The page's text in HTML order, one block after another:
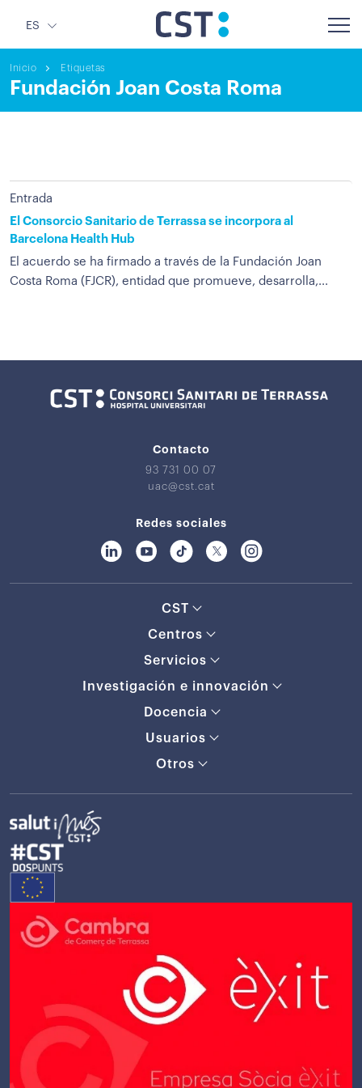
ES
Inicio Etiquetas
Fundación Joan Costa Roma
Entrada
El Consorcio Sanitario de Terrassa se incorpora al
Barcelona Health Hub
El acuerdo se ha firmado a través de la Fundación Joan
Costa Roma (FJCR), entidad que promueve, desarrolla,...
Contacto
93 731 00 07
uac@cst.cat
Redes sociales
CST
Centros
Servicios
Investigación e innovación
Docencia
Usuarios
Otros